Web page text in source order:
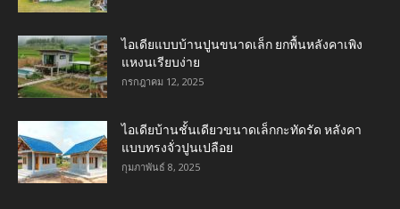
ไอเดียแบบบ้านปูนขนาดเล็ก ยกพื้นหลังคาเพิง
แหงนเรียบง่าย
กรกฎาคม 12, 2025
ไอเดียบ้านชั้นเดียวขนาดเล็กกะทัดรัด หลังคา
แบบทรงจั่วปูนเปลือย
กุมภาพันธ์ 8, 2025